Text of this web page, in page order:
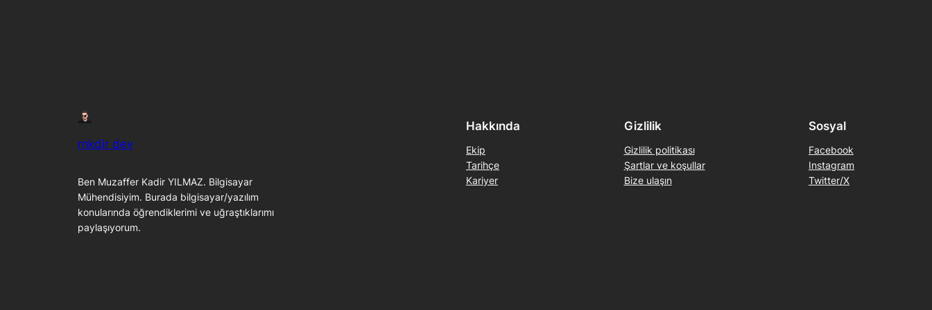
mkdir dev
Ben Muzaffer Kadir YILMAZ. Bilgisayar
Mühendisiyim. Burada bilgisayar/yazılım
konularında öğrendiklerimi ve uğraştıklarımı
paylaşıyorum.
Hakkında
Ekip
Tarihçe
Kariyer
Gizlilik
Gizlilik politikası
Şartlar ve koşullar
Bize ulaşın
Sosyal
Facebook
Instagram
Twitter/X